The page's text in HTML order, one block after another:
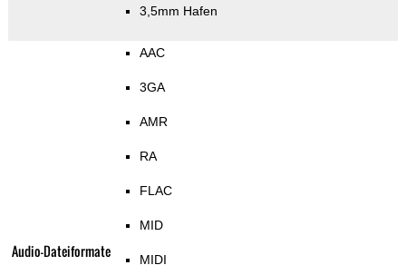
3,5mm Hafen
Audio-Dateiformate
AAC
3GA
AMR
RA
FLAC
MID
MIDI